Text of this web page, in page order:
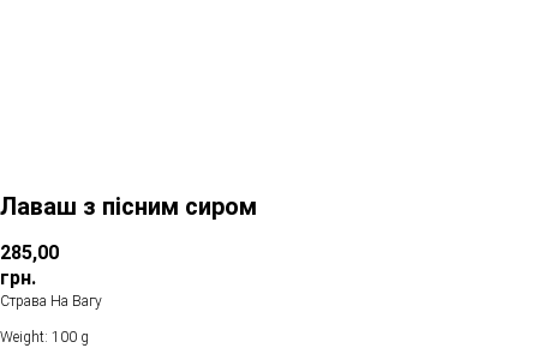
Лаваш з пісним сиром
285,00
грн.
Страва На Вагу
Weight: 100 g